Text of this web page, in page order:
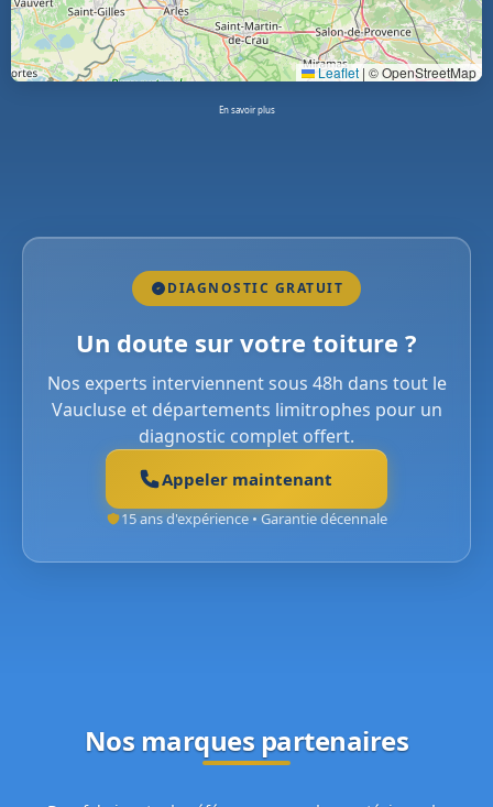
Leaflet | © OpenStreetMap
En savoir plus
DIAGNOSTIC GRATUIT
Un doute sur votre toiture ?
Nos experts interviennent sous 48h dans tout le
Vaucluse et départements limitrophes pour un
diagnostic complet offert.
Appeler maintenant
15 ans d'expérience • Garantie décennale
Nos marques partenaires